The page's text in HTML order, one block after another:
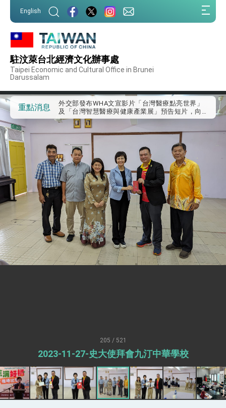
English
駐汶萊台北經濟文化辦事處
Taipei Economic and Cultural Office in Brunei
Darussalam
重點消息
外交部重要言論
我國政府將在美國亞利桑納州設立「駐鳳凰城辦
事處」，進一步深化台美交流合作
經驗為亞太醫療照護發展開創新里程碑
外交部發布WHA文宣影片「台灣醫療點亮世界」
及「台灣智慧醫療與健康產業展」預告短片，向
世界展現台灣守護全球健康的創新能量
總統出訪史瓦帝尼返國談話 強調臺灣人有權利
走向世界 盼與理念相近國家共同維護國際秩序
堅定走向世界 賴總統抵達史瓦帝尼王國進行國是
訪問
總統與五院院長新春茶敘 盼化分歧為團結、為
國家邁出合作第一步
總統農曆春節談話
台美貿易協議完成簽署達成6大目標、創5大歷史
性突破 總統強調將以3大面向加速臺灣經濟轉型
升級 籲請立院全力支持並盡速通過
臺美簽署「對等貿易協定」確立對等關稅15%且不
疊加 我輸美2072項產品豁免對等關稅
總統接受「法新社」（AFP）專訪內容
外交部長林佳龍於《外交事務》撰文指出：自由
副總統接見美參議員蓋耶哥 強調美國是臺灣重
要合作夥伴
外交部長林佳龍午宴歡迎美國聯邦參議員蓋耶哥
訪問團
外交部長林佳龍接見美國智庫「德國馬歇爾基金
會」訪問團一行，深化跨大西洋戰略夥伴關係
205 / 521
2023-11-27-史大使拜會九汀中華學校